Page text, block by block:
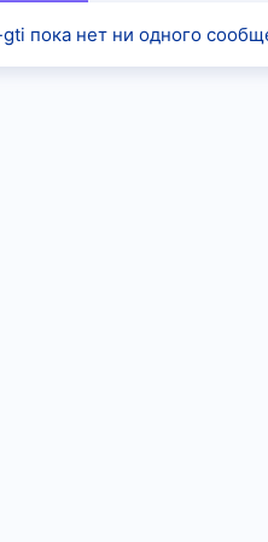
пока нет ни одного